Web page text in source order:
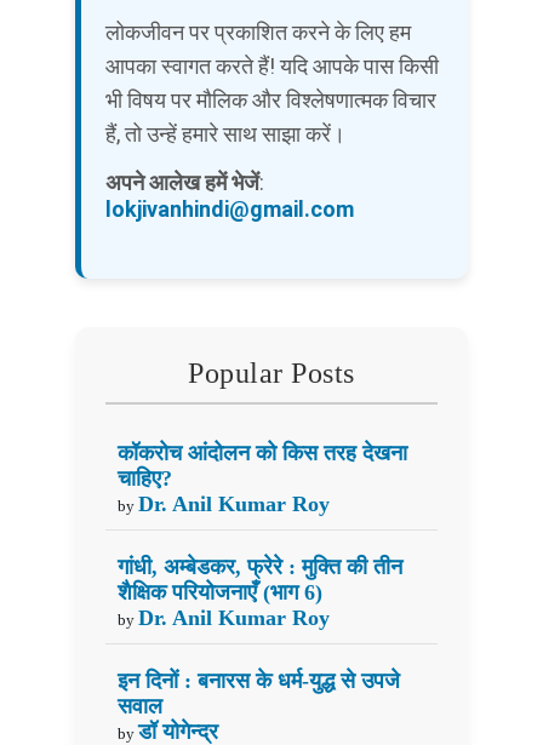
लोकजीवन पर प्रकाशित करने के लिए हम
आपका स्वागत करते हैं! यदि आपके पास किसी
भी विषय पर मौलिक और विश्लेषणात्मक विचार
हैं, तो उन्हें हमारे साथ साझा करें।
अपने आलेख हमें भेजें:
lokjivanhindi@gmail.com
Popular Posts
कॉकरोच आंदोलन को किस तरह देखना
चाहिए?
by Dr. Anil Kumar Roy
गांधी, अम्बेडकर, फ्रेरे : मुक्ति की तीन
शैक्षिक परियोजनाएँ (भाग 6)
by Dr. Anil Kumar Roy
इन दिनों : बनारस के धर्म-युद्ध से उपजे
सवाल
by डॉ योगेन्द्र